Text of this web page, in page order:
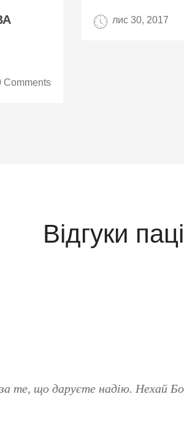
Comments
лис 30, 2017
Відгуки
лікарю . . . Це не тільки